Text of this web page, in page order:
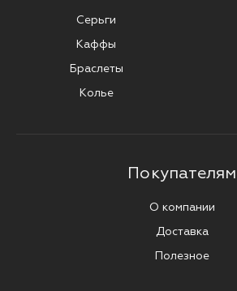
Серьги
Каффы
Браслеты
Колье
Покупателям
О компании
Доставка
Полезное